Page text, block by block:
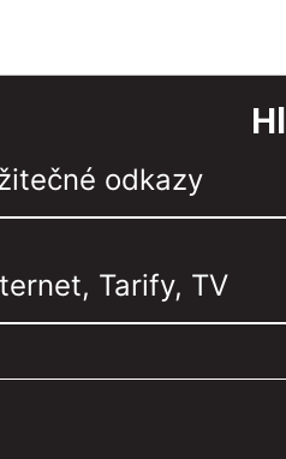
odkazy
Tarify, TV